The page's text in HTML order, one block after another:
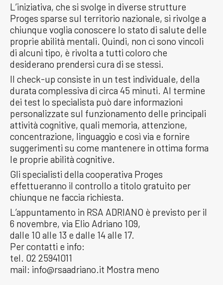
L’iniziativa, che si svolge in diverse strutture
Proges sparse sul territorio nazionale, si rivolge a
chiunque voglia conoscere lo stato di salute delle
proprie abilità mentali. Quindi, non ci sono vincoli
di alcuni tipo, è rivolta a tutti coloro che
desiderano prendersi cura di se stessi.
Il check-up consiste in un test individuale, della
durata complessiva di circa 45 minuti. Al termine
dei test lo specialista può dare informazioni
personalizzate sul funzionamento delle principali
attività cognitive, quali memoria, attenzione,
concentrazione, linguaggio e così via e fornire
suggerimenti su come mantenere in ottima forma
le proprie abilità cognitive.
Gli specialisti della cooperativa Proges
effettueranno il controllo a titolo gratuito per
chiunque ne faccia richiesta.
L’appuntamento in RSA ADRIANO è previsto per il
6 novembre, via Elio Adriano 109,
dalle 10 alle 13 e dalle 14 alle 17.
Per contatti e info:
tel. 02 25941011
mail: info@rsaadriano.it Mostra meno